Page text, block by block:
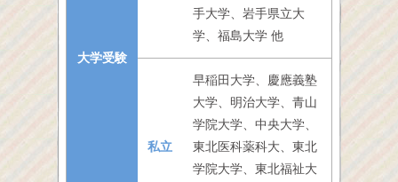
大学受験
手大学、岩手県立大
学、福島大学 他
私立
早稲田大学、慶應義塾
大学、明治大学、青山
学院大学、中央大学、
東北医科薬科大、東北
学院大学、東北福祉大